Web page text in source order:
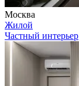
Москва
Жилой
Частный интерьер